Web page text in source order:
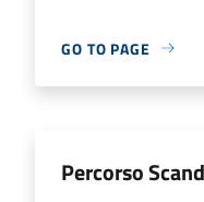
GO TO PAGE
Percorso